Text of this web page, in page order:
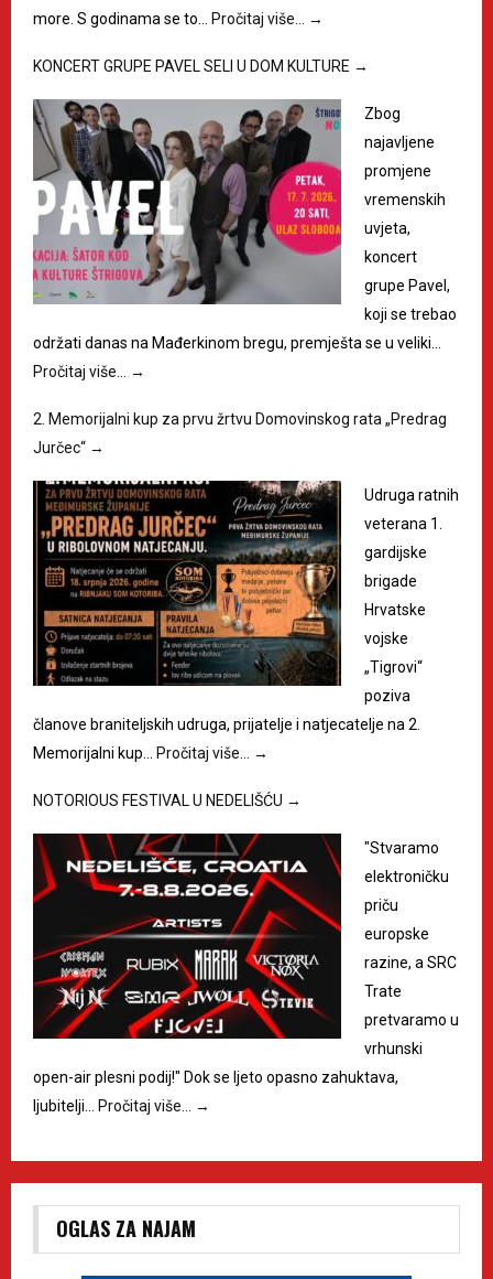
more. S godinama se to…
Pročitaj više… →
KONCERT GRUPE PAVEL SELI U DOM KULTURE →
Zbog
najavljene
promjene
vremenskih
uvjeta,
koncert
grupe Pavel,
koji se trebao
održati danas na Mađerkinom bregu, premješta se u veliki…
Pročitaj više…
→
2. Memorijalni kup za prvu žrtvu Domovinskog rata „Predrag
Jurčec“ →
Udruga ratnih
veterana 1.
gardijske
brigade
Hrvatske
vojske
„Tigrovi“
poziva
članove braniteljskih udruga, prijatelje i natjecatelje na 2.
Memorijalni kup…
Pročitaj više… →
NOTORIOUS FESTIVAL U NEDELIŠĆU →
"Stvaramo
elektroničku
priču
europske
razine, a SRC
Trate
pretvaramo u
vrhunski
open-air plesni podij!" Dok se ljeto opasno zahuktava,
ljubitelji…
Pročitaj više… →
OGLAS ZA NAJAM